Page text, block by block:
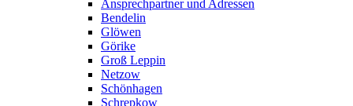
Ansprechpartner und Adressen
Bendelin
Glöwen
Görike
Groß Leppin
Netzow
Schönhagen
Schrepkow